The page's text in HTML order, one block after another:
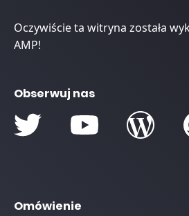
Oczywiście ta witryna została
AMP!
Obserwuj nas
Omówienie